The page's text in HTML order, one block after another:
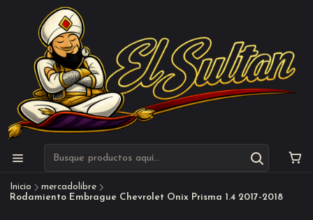
Inicio
mercadolibre
Rodamiento Embrague Chevrolet Onix Prisma 1.4 2017-2018